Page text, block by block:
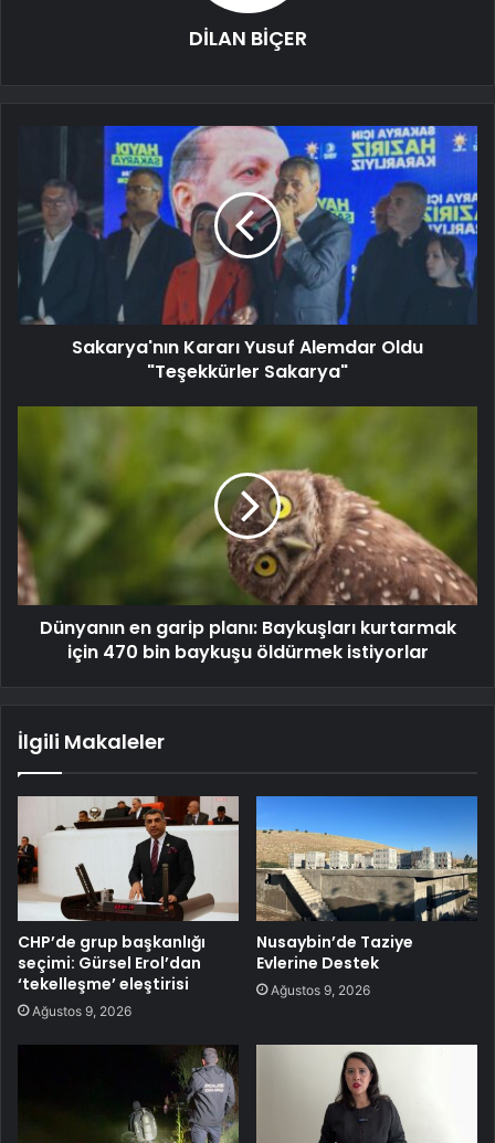
DİLAN BİÇER
Sakarya'nın Kararı Yusuf Alemdar Oldu
"Teşekkürler Sakarya"
Dünyanın en garip planı: Baykuşları kurtarmak
için 470 bin baykuşu öldürmek istiyorlar
İlgili Makaleler
CHP’de grup başkanlığı
seçimi: Gürsel Erol’dan
‘tekelleşme’ eleştirisi
Ağustos 9, 2026
Nusaybin’de Taziye
Evlerine Destek
Ağustos 9, 2026